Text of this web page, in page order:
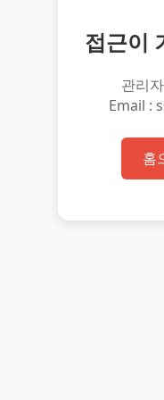
접근이
관리
Email :
홈